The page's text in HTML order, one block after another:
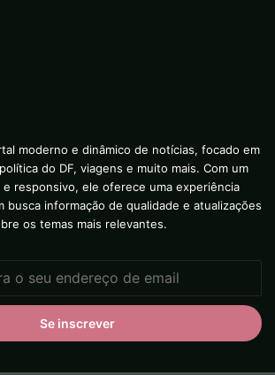
moderno e dinâmico de notícias, focado em
do DF, viagens e muito mais. Com um
responsivo, ele oferece uma experiência
busca informação de qualidade e atualizações
os temas mais relevantes.